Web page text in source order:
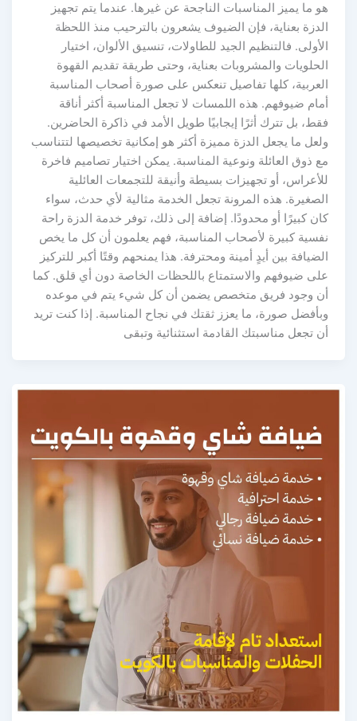
هو ما يميز المناسبات الناجحة عن غيرها. عندما يتم تجهيز
الدزة بعناية، فإن الضيوف يشعرون بالترحيب منذ اللحظة
الأولى. فالتنظيم الجيد للطاولات، تنسيق الألوان، اختيار
الحلويات والمشروبات بعناية، وحتى طريقة تقديم القهوة
العربية، كلها تفاصيل تنعكس على صورة أصحاب المناسبة
أمام ضيوفهم. هذه اللمسات لا تجعل المناسبة أكثر أناقة
فقط، بل تترك أثرًا إيجابيًا طويل الأمد في ذاكرة الحاضرين.
ولعل ما يجعل الدزة مميزة أكثر هو إمكانية تخصيصها لتتناسب
مع ذوق العائلة ونوعية المناسبة. يمكن اختيار تصاميم فاخرة
للأعراس، أو تجهيزات بسيطة وأنيقة للتجمعات العائلية
الصغيرة. هذه المرونة تجعل الخدمة مثالية لأي حدث، سواء
كان كبيرًا أو محدودًا. إضافة إلى ذلك، توفر خدمة الدزة راحة
نفسية كبيرة لأصحاب المناسبة، فهم يعلمون أن كل ما يخص
الضيافة بين أيدٍ أمينة ومحترفة. هذا يمنحهم وقتًا أكبر للتركيز
على ضيوفهم والاستمتاع باللحظات الخاصة دون أي قلق. كما
أن وجود فريق متخصص يضمن أن كل شيء يتم في موعده
وبأفضل صورة، ما يعزز ثقتك في نجاح المناسبة. إذا كنت تريد
أن تجعل مناسبتك القادمة استثنائية وتبقى